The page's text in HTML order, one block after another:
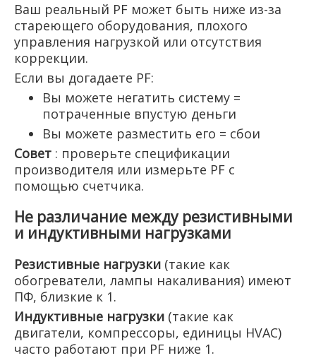
Ваш реальный PF может быть ниже из-за
стареющего оборудования, плохого
управления нагрузкой или отсутствия
коррекции.
Если вы догадаете PF:
Вы можете негатить систему =
потраченные впустую деньги
Вы можете разместить его = сбои
Совет : проверьте спецификации
производителя или измерьте PF с
помощью счетчика.
Не различание между резистивными
и индуктивными нагрузками
Резистивные нагрузки (такие как
обогреватели, лампы накаливания) имеют
ПФ, близкие к 1.
Индуктивные нагрузки (такие как
двигатели, компрессоры, единицы HVAC)
часто работают при PF ниже 1.